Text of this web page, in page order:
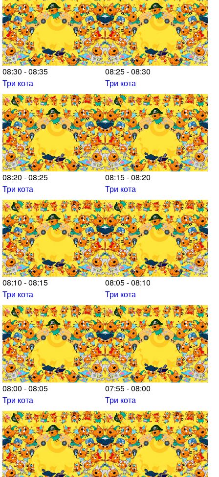
08:30 - 08:35
Три кота
08:25 - 08:30
Три кота
08:20 - 08:25
Три кота
08:15 - 08:20
Три кота
08:10 - 08:15
Три кота
08:05 - 08:10
Три кота
08:00 - 08:05
Три кота
07:55 - 08:00
Три кота